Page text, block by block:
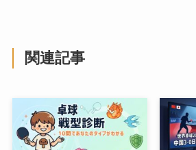
関連記事